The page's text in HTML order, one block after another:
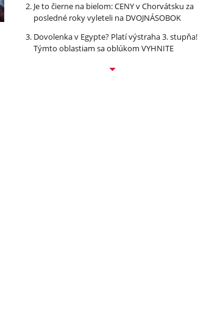
Je to čierne na bielom: CENY v Chorvátsku za
posledné roky vyleteli na DVOJNÁSOBOK
Dovolenka v Egypte? Platí výstraha 3. stupňa!
Týmto oblastiam sa oblúkom VYHNITE